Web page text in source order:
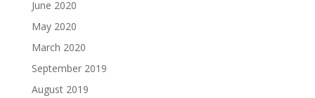
June 2020
May 2020
March 2020
September 2019
August 2019